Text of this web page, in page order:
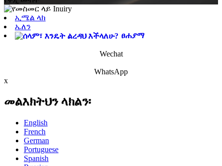
ኢሜል ላክ
ኤለን
ፀሐያማ
Wechat
WhatsApp
x
መልእክትህን ላክልን፡
English
French
German
Portuguese
Spanish